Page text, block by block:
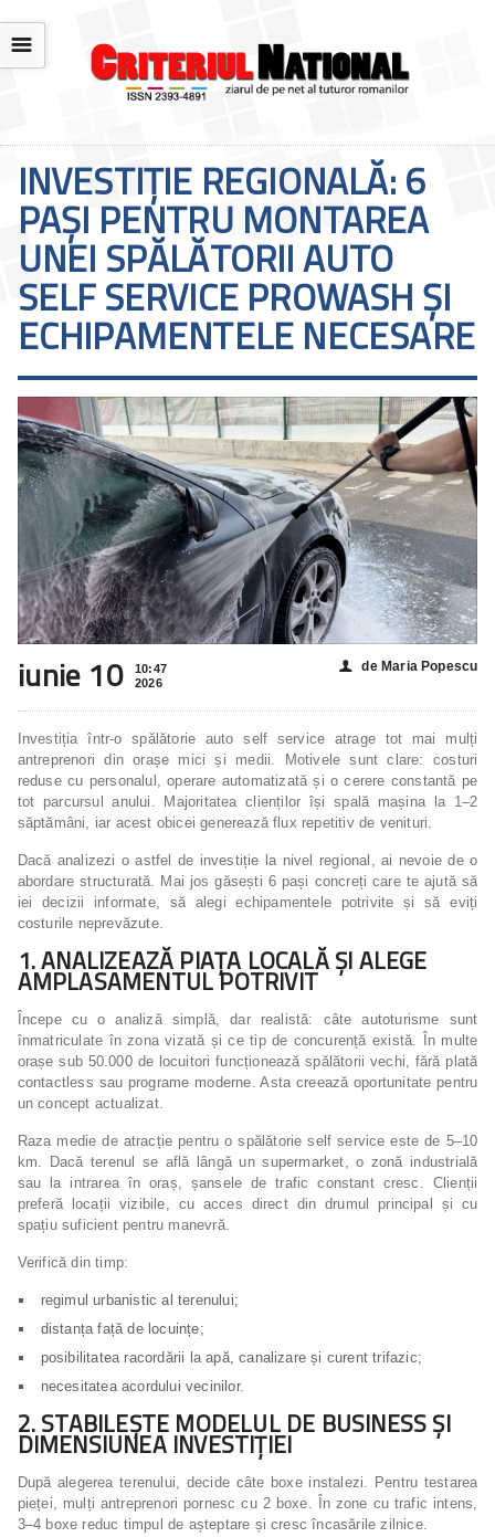
☰
INVESTIȚIE REGIONALĂ: 6
PAȘI PENTRU MONTAREA
UNEI SPĂLĂTORII AUTO
SELF SERVICE PROWASH ȘI
ECHIPAMENTELE NECESARE
iunie 10
10:47
2026
👤 de Maria Popescu
Investiția într-o spălătorie auto self service atrage tot mai mulți
antreprenori din orașe mici și medii. Motivele sunt clare: costuri
reduse cu personalul, operare automatizată și o cerere constantă pe
tot parcursul anului. Majoritatea clienților își spală mașina la 1–2
săptămâni, iar acest obicei generează flux repetitiv de venituri.
Dacă analizezi o astfel de investiție la nivel regional, ai nevoie de o
abordare structurată. Mai jos găsești 6 pași concreți care te ajută să
iei decizii informate, să alegi echipamentele potrivite și să eviți
costurile neprevăzute.
1. ANALIZEAZĂ PIAȚA LOCALĂ ȘI ALEGE
AMPLASAMENTUL POTRIVIT
Începe cu o analiză simplă, dar realistă: câte autoturisme sunt
înmatriculate în zona vizată și ce tip de concurență există. În multe
orașe sub 50.000 de locuitori funcționează spălătorii vechi, fără plată
contactless sau programe moderne. Asta creează oportunitate pentru
un concept actualizat.
Raza medie de atracție pentru o spălătorie self service este de 5–10
km. Dacă terenul se află lângă un supermarket, o zonă industrială
sau la intrarea în oraș, șansele de trafic constant cresc. Clienții
preferă locații vizibile, cu acces direct din drumul principal și cu
spațiu suficient pentru manevră.
Verifică din timp:
regimul urbanistic al terenului;
distanța față de locuințe;
posibilitatea racordării la apă, canalizare și curent trifazic;
necesitatea acordului vecinilor.
2. STABILEȘTE MODELUL DE BUSINESS ȘI
DIMENSIUNEA INVESTIȚIEI
După alegerea terenului, decide câte boxe instalezi. Pentru testarea
pieței, mulți antreprenori pornesc cu 2 boxe. În zone cu trafic intens,
3–4 boxe reduc timpul de așteptare și cresc încasările zilnice.